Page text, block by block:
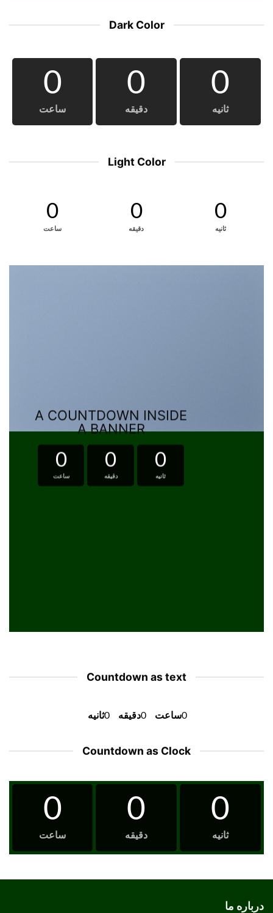
Dark Color
0
ساعت
0
دقیقه
0
ثانیه
Light Color
0
ساعت
0
دقیقه
0
ثانیه
A COUNTDOWN INSIDE
A BANNER
0
ساعت
0
دقیقه
0
ثانیه
Countdown as text
0ساعت 0دقیقه 0ثانیه
Countdown as Clock
0
ساعت
0
دقیقه
0
ثانیه
درباره ما